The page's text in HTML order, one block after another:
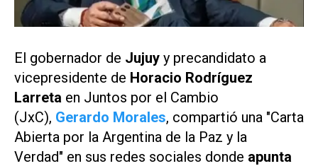
El gobernador de Jujuy y precandidato a
vicepresidente de Horacio Rodríguez
Larreta en Juntos por el Cambio
(JxC), Gerardo Morales, compartió una "Carta
Abierta por la Argentina de la Paz y la
Verdad" en sus redes sociales donde apunta